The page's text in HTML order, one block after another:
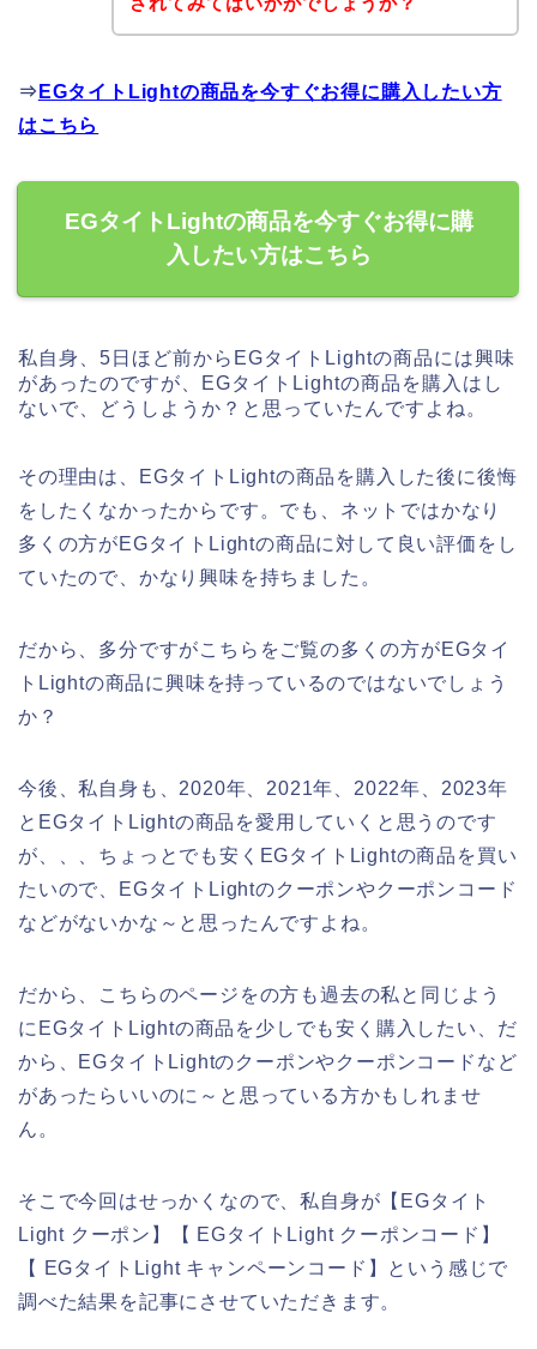
⇒ EGタイトLightの商品を今すぐお得に購入したい方
はこちら
EGタイトLightの商品を今すぐお得に購
入したい方はこちら
私自身、5日ほど前からEGタイトLightの商品には興味
があったのですが、EGタイトLightの商品を購入はし
ないで、どうしようか？と思っていたんですよね。
その理由は、EGタイトLightの商品を購入した後に後悔
をしたくなかったからです。でも、ネットではかなり
多くの方がEGタイトLightの商品に対して良い評価をし
ていたので、かなり興味を持ちました。
だから、多分ですがこちらをご覧の多くの方がEGタイ
トLightの商品に興味を持っているのではないでしょう
か？
今後、私自身も、2020年、2021年、2022年、2023年
とEGタイトLightの商品を愛用していくと思うのです
が、、、ちょっとでも安くEGタイトLightの商品を買い
たいので、EGタイトLightのクーポンやクーポンコード
などがないかな～と思ったんですよね。
だから、こちらのページをの方も過去の私と同じよう
にEGタイトLightの商品を少しでも安く購入したい、だ
から、EGタイトLightのクーポンやクーポンコードなど
があったらいいのに～と思っている方かもしれませ
ん。
そこで今回はせっかくなので、私自身が【EGタイト
Light クーポン】【 EGタイトLight クーポンコード】
【 EGタイトLight キャンペーンコード】という感じで
調べた結果を記事にさせていただきます。